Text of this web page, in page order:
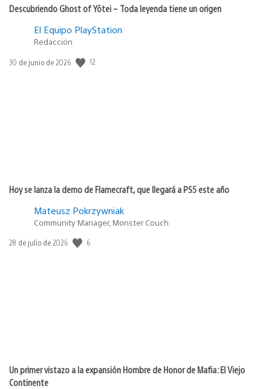
Descubriendo Ghost of Yōtei – Toda leyenda tiene un origen
El Equipo PlayStation
Redacción
Fecha
30 de junio de 2026 12
Hoy se lanza la demo de Flamecraft, que llegará a PS5 este año
Mateusz Pokrzywniak
Community Manager, Monster Couch
Fecha
28 de julio de 2026 6
Un primer vistazo a la expansión Hombre de Honor de Mafia: El Viejo
Continente